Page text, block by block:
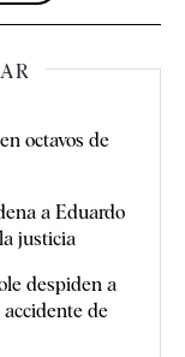
octavos de
a Eduardo
justicia
despiden a
de